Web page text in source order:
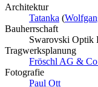
Architektur
Tatanka (
Bauherrschaft
Swarovski Optik
Tragwerksplanung
Fröschl AG &
Fotografie
Paul Ott